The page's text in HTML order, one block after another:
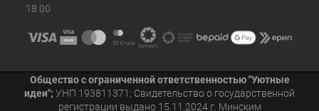
18.00
Общество с ограниченной ответственностью "Уютные
идеи"; УНП 193811371; Свидетельство о государственной
регистрации выдано 15.11.2024 г. Минским